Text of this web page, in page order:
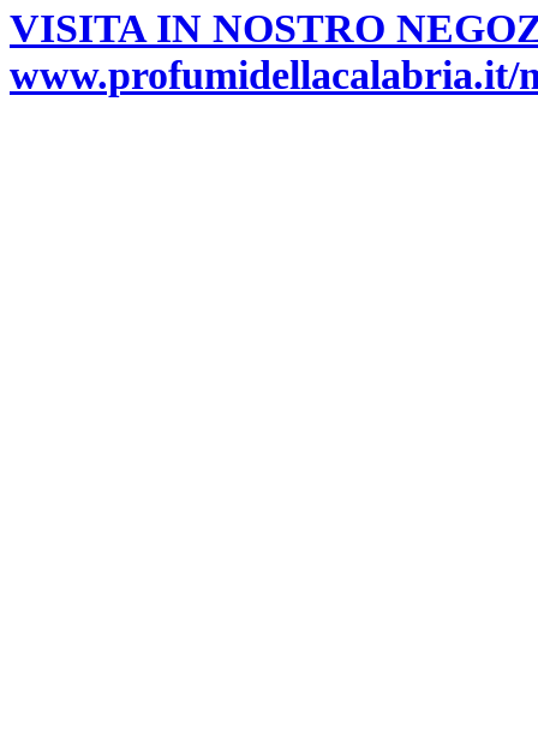
VISITA IN NOSTRO
www.profumidellacalabria.it/